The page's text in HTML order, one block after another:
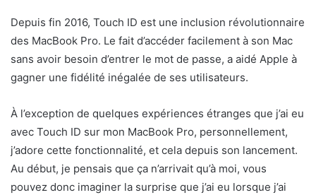
Depuis fin 2016, Touch ID est une inclusion révolutionnaire
des MacBook Pro. Le fait d’accéder facilement à son Mac
sans avoir besoin d’entrer le mot de passe, a aidé Apple à
gagner une fidélité inégalée de ses utilisateurs.
À l’exception de quelques expériences étranges que j’ai eu
avec Touch ID sur mon MacBook Pro, personnellement,
j’adore cette fonctionnalité, et cela depuis son lancement.
Au début, je pensais que ça n’arrivait qu’à moi, vous
pouvez donc imaginer la surprise que j’ai eu lorsque j’ai